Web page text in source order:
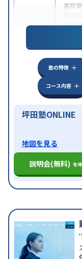
高校
策推
特徴
中高
科目
の子
塾の特徴
コース内容
坪田塾ONLINE
地図を見る
説明会(無料) を